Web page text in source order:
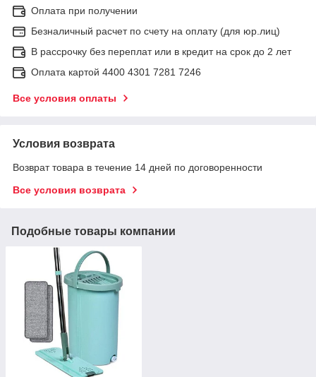
Оплата при получении
Безналичный расчет по счету на оплату (для юр.лиц)
В рассрочку без переплат или в кредит на срок до 2 лет
Оплата картой 4400 4301 7281 7246
Все условия оплаты
Условия возврата
Возврат товара в течение 14 дней по договоренности
Все условия возврата
Подобные товары компании